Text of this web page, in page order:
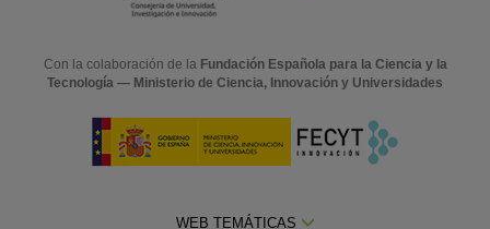
Con la colaboración de la Fundación Española para la Ciencia y la
Tecnología — Ministerio de Ciencia, Innovación y Universidades
WEB TEMÁTICAS